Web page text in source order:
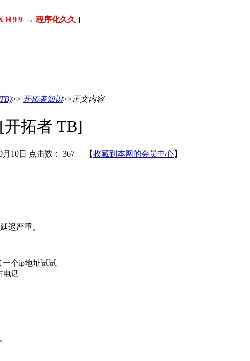
→ 程序化久久 ]
>> 开拓者知识>>正文内容
拓者 TB]
10日 点击数： 367 【收藏到本网的会员中心】
迟严重。
个ip地址试试
电话